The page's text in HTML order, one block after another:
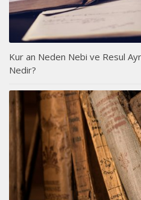
Kur an Neden Nebi ve Resul
Nedir?